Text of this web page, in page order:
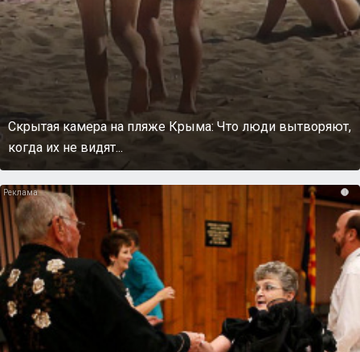
Скрытая камера на пляже Крыма: Что люди вытворяют,
когда их не видят...
i